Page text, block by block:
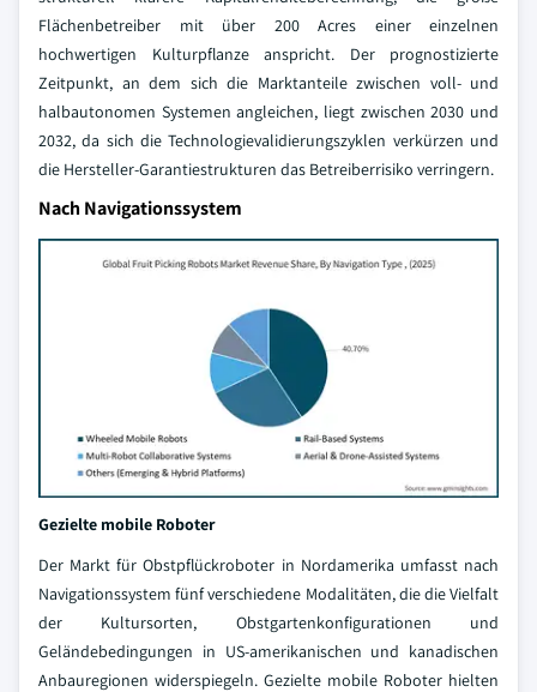
Flächenbetreiber mit über 200 Acres einer einzelnen
hochwertigen Kulturpflanze anspricht. Der prognostizierte
Zeitpunkt, an dem sich die Marktanteile zwischen voll- und
halbautonomen Systemen angleichen, liegt zwischen 2030 und
2032, da sich die Technologievalidierungszyklen verkürzen und
die Hersteller-Garantiestrukturen das Betreiberrisiko verringern.
Nach Navigationssystem
Gezielte mobile Roboter
Der Markt für Obstpflückroboter in Nordamerika umfasst nach
Navigationssystem fünf verschiedene Modalitäten, die die Vielfalt
der Kultursorten, Obstgartenkonfigurationen und
Geländebedingungen in US-amerikanischen und kanadischen
Anbauregionen widerspiegeln. Gezielte mobile Roboter hielten